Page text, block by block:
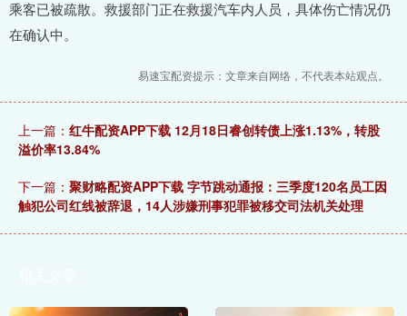
乘客已被疏散。救援部门正在救援汽车内人员，具体伤亡情况仍
在确认中。
易速宝配资提示：文章来自网络，不代表本站观点。
上一篇： 红牛配资APP下载 12月18日睿创转债上涨1.13%，转股
溢价率13.84%
下一篇： 聚财略配资APP下载 字节跳动通报：三季度120名员工因
触犯公司红线被辞退，14人涉嫌刑事犯罪被移交司法机关处理